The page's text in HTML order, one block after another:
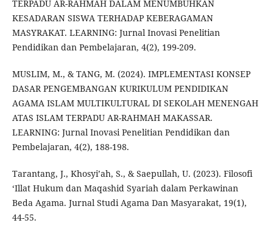
TERPADU AR-RAHMAH DALAM MENUMBUHKAN
KESADARAN SISWA TERHADAP KEBERAGAMAN
MASYRAKAT. LEARNING: Jurnal Inovasi Penelitian
Pendidikan dan Pembelajaran, 4(2), 199-209.
MUSLIM, M., & TANG, M. (2024). IMPLEMENTASI KONSEP
DASAR PENGEMBANGAN KURIKULUM PENDIDIKAN
AGAMA ISLAM MULTIKULTURAL DI SEKOLAH MENENGAH
ATAS ISLAM TERPADU AR-RAHMAH MAKASSAR.
LEARNING: Jurnal Inovasi Penelitian Pendidikan dan
Pembelajaran, 4(2), 188-198.
Tarantang, J., Khosyi’ah, S., & Saepullah, U. (2023). Filosofi
‘Illat Hukum dan Maqashid Syariah dalam Perkawinan
Beda Agama. Jurnal Studi Agama Dan Masyarakat, 19(1),
44-55.